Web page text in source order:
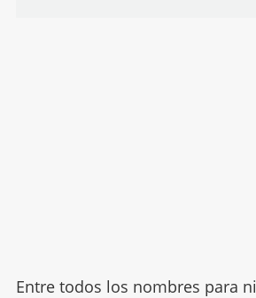
Entre todos los nombres para